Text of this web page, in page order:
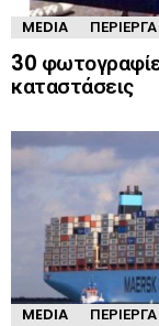
MEDIA ΠΕΡΊΕΡΓΑ
30
καταστάσεις
MEDIA ΠΕΡΊΕΡΓΑ